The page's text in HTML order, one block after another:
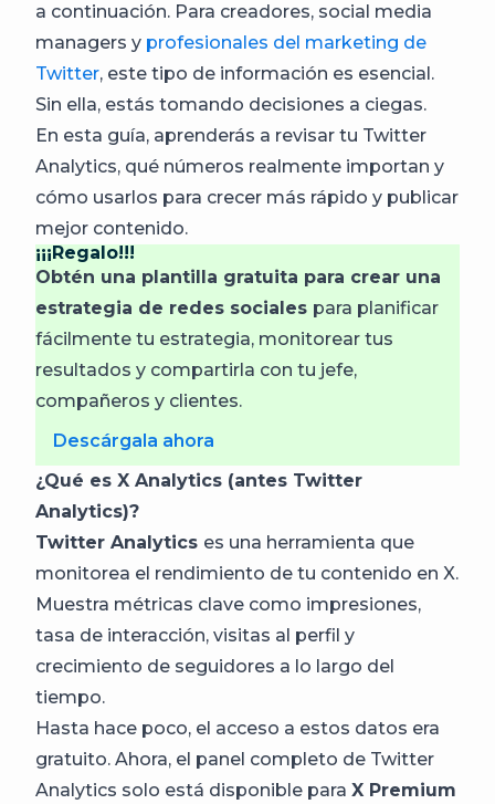
a continuación. Para creadores, social media
managers y profesionales del marketing de
Twitter, este tipo de información es esencial.
Sin ella, estás tomando decisiones a ciegas.
En esta guía, aprenderás a revisar tu Twitter
Analytics, qué números realmente importan y
cómo usarlos para crecer más rápido y publicar
mejor contenido.
¡¡¡Regalo!!!
Obtén una plantilla gratuita para crear una
estrategia de redes sociales para planificar
fácilmente tu estrategia, monitorear tus
resultados y compartirla con tu jefe,
compañeros y clientes.
Descárgala ahora
¿Qué es X Analytics (antes Twitter
Analytics)?
Twitter Analytics es una herramienta que
monitorea el rendimiento de tu contenido en X.
Muestra métricas clave como impresiones,
tasa de interacción, visitas al perfil y
crecimiento de seguidores a lo largo del
tiempo.
Hasta hace poco, el acceso a estos datos era
gratuito. Ahora, el panel completo de Twitter
Analytics solo está disponible para X Premium